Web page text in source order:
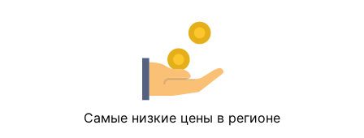
Самые низкие цены в регионе